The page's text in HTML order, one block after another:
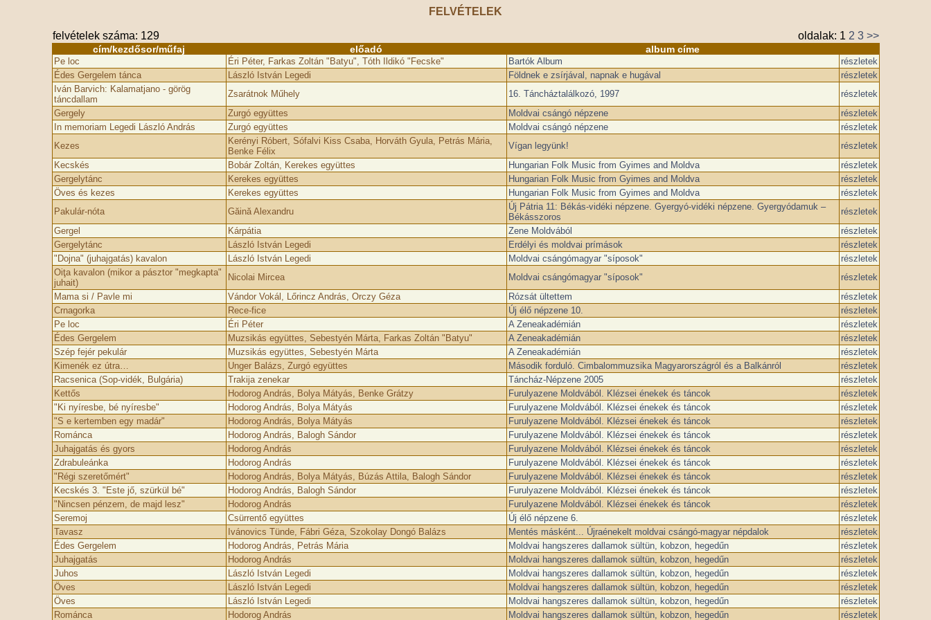
FELVÉTELEK
felvételek száma: 129 oldalak: 1 2 3 >>
cím/kezdősor/műfaj előadó album címe
Pe loc Éri Péter, Farkas Zoltán "Batyu", Tóth Ildikó "Fecske" Bartók Album
részletek
Édes Gergelem tánca
László István Legedi Földnek e zsírjával, napnak e hugával
részletek
Iván Barvich: Kalamatjano - görög
táncdallam
Zsarátnok Műhely 16. Táncháztalálkozó, ­1997
részletek
Gergely
Zurgó együttes Moldvai csángó népzene
részletek
In memoriam Legedi László András
Zurgó együttes Moldvai csángó népzene
részletek
Kezes
Kerényi Róbert, Sófalvi Kiss Csaba, Horváth Gyula, Petrás Mária,
Benke Félix
Vígan legyünk!
részletek
Kecskés
Bobár Zoltán, Kerekes együttes Hungarian Folk Music from Gyimes and Moldva
részletek
Gergelytánc
Kerekes együttes Hungarian Folk Music from Gyimes and Moldva
részletek
Öves és kezes
Kerekes együttes Hungarian Folk Music from Gyimes and Moldva
részletek
Pakulár-nóta
Găină Alexandru
Új Pátria 11: Békás-vidéki népzene. Gyergyó-vidéki népzene. Gyergyódamuk –
Békásszoros
részletek
Gergel
Kárpátia Zene Moldvából
részletek
Gergelytánc
László István Legedi Erdélyi és moldvai prímások
részletek
"Dojna" (juhajgatás) kavalon
László István Legedi Moldvai csángómagyar "síposok"
részletek
Oiţa kavalon (mikor a pásztor "megkapta"
juhait)
Nicolai Mircea Moldvai csángómagyar "síposok"
részletek
Mama si / Pavle mi
Vándor Vokál, Lőrincz András, Orczy Géza Rózsát ültettem
részletek
Crnagorka
Rece-fice Új élő népzene 10.
részletek
Pe loc
Éri Péter A Zeneakadémián
részletek
Édes Gergelem
Muzsikás együttes, Sebestyén Márta, Farkas Zoltán "Batyu" A Zeneakadémián
részletek
Szép fejér pekulár
Muzsikás együttes, Sebestyén Márta A Zeneakadémián
részletek
Kimenék ez útra…
Unger Balázs, Zurgó együttes Második forduló. Cimbalommuzsika Magyarországról és a Balkánról
részletek
Racsenica (Sop-vidék, Bulgária)
Trakija zenekar Táncház-Népzene 2005
részletek
Kettős
Hodorog András, Bolya Mátyás, Benke Grátzy Furulyazene Moldvából. Klézsei énekek és táncok
részletek
"Ki nyíresbe, bé nyíresbe"
Hodorog András, Bolya Mátyás Furulyazene Moldvából. Klézsei énekek és táncok
részletek
"S e kertemben egy madár"
Hodorog András, Bolya Mátyás Furulyazene Moldvából. Klézsei énekek és táncok
részletek
Románca
Hodorog András, Balogh Sándor Furulyazene Moldvából. Klézsei énekek és táncok
részletek
Juhajgatás és gyors
Hodorog András Furulyazene Moldvából. Klézsei énekek és táncok
részletek
Zdrabuleánka
Hodorog András Furulyazene Moldvából. Klézsei énekek és táncok
részletek
"Régi szeretőmért"
Hodorog András, Bolya Mátyás, Búzás Attila, Balogh Sándor Furulyazene Moldvából. Klézsei énekek és táncok
részletek
Kecskés 3. "Este jő, szürkül bé"
Hodorog András, Balogh Sándor Furulyazene Moldvából. Klézsei énekek és táncok
részletek
"Nincsen pénzem, de majd lesz"
Hodorog András Furulyazene Moldvából. Klézsei énekek és táncok
részletek
Seremoj
Csürrentő együttes Új élő népzene 6.
részletek
Tavasz
Ivánovics Tünde, Fábri Géza, Szokolay Dongó Balázs Mentés másként... Újraénekelt moldvai csángó-magyar népdalok
részletek
Édes Gergelem
Hodorog András, Petrás Mária Moldvai hangszeres dallamok sültün, kobzon, hegedűn
részletek
Juhajgatás
Hodorog András Moldvai hangszeres dallamok sültün, kobzon, hegedűn
részletek
Juhos
László István Legedi Moldvai hangszeres dallamok sültün, kobzon, hegedűn
részletek
Öves
László István Legedi Moldvai hangszeres dallamok sültün, kobzon, hegedűn
részletek
Öves
László István Legedi Moldvai hangszeres dallamok sültün, kobzon, hegedűn
részletek
Románca
Hodorog András Moldvai hangszeres dallamok sültün, kobzon, hegedűn részletek